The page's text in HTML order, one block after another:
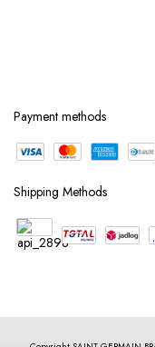
Payment methods
Shipping Methods